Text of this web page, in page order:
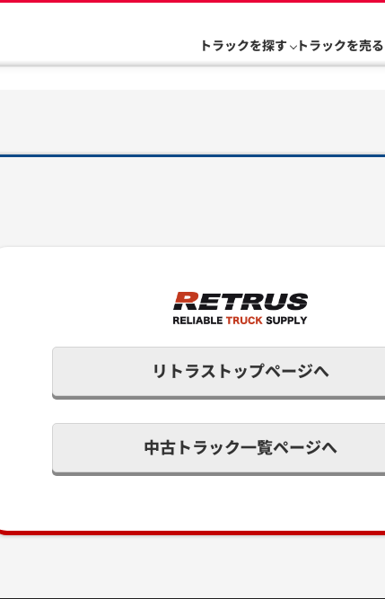
トラックを探す トラックを売る
リトラストップページへ
中古トラック一覧ページへ